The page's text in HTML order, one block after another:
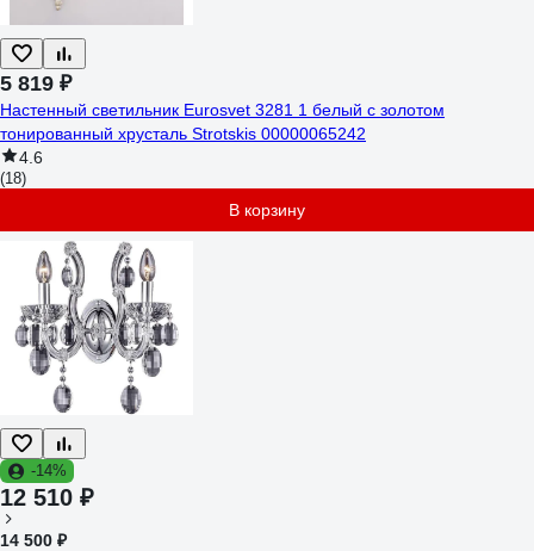
5 819 ₽
Настенный светильник Eurosvet 3281 1 белый с золотом
тонированный хрусталь Strotskis 00000065242
4.6
(18)
В корзину
-14%
12 510 ₽
14 500 ₽